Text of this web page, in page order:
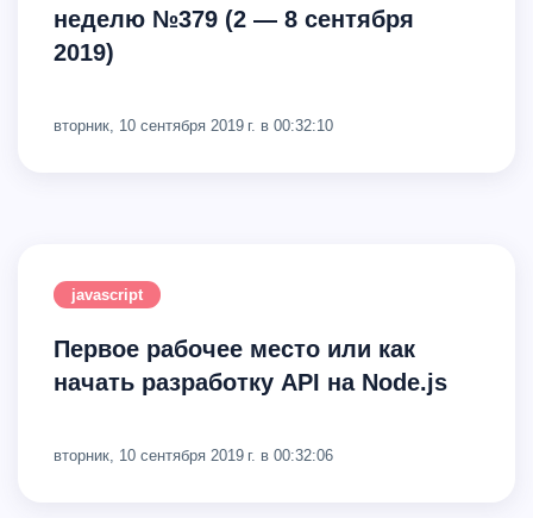
неделю №379 (2 — 8 сентября
2019)
вторник, 10 сентября 2019 г. в 00:32:10
javascript
Первое рабочее место или как
начать разработку API на Node.js
вторник, 10 сентября 2019 г. в 00:32:06